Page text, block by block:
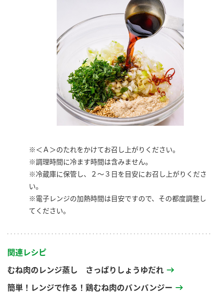
※＜Ａ＞のたれをかけてお召し上がりください。
※調理時間に冷ます時間は含みません。
※冷蔵庫に保管し、２～３日を目安にお召し上がりくださ
い。
※電子レンジの加熱時間は目安ですので、その都度調整し
てください。
関連レシピ
むね肉のレンジ蒸し さっぱりしょうゆだれ
簡単！レンジで作る！鶏むね肉のバンバンジー